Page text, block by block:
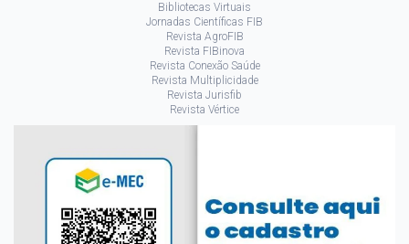
Bibliotecas Virtuais
Jornadas Científicas FIB
Revista AgroFIB
Revista FIBinova
Revista Conexão Saúde
Revista Multiplicidade
Revista Jurisfib
Revista Vértice